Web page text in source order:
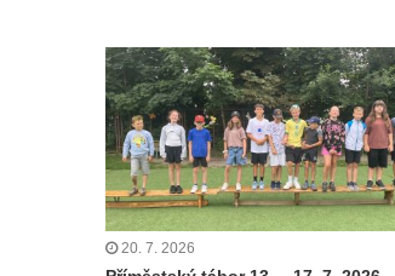
20. 7. 2026